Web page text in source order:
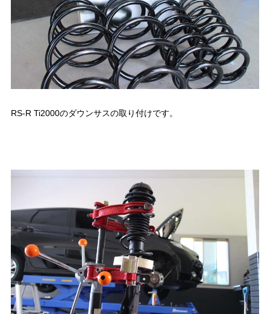
RS-R Ti2000のダウンサスの取り付けです。